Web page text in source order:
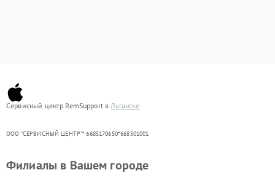
Сервисный центр RemSupport вЛуганске
ООО "СЕРВИСНЫЙ ЦЕНТР"* 6685170650*668501001
Филиалы в Вашем городе